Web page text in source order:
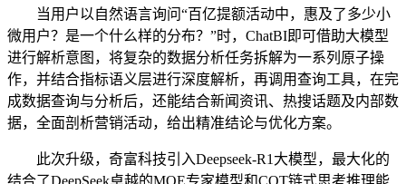
当用户以自然语言询问“百亿提额活动中，惠及了多少小
微用户？是一个什么样的分布？”时，ChatBI即可借助大模型
进行解析意图，将复杂的数据分析任务拆解为一系列原子操
作，并结合指标语义层进行深度解析，再调用查询工具，在完
成数据查询与分析后，还能结合新闻资讯、热搜话题及内部数
据，全面剖析营销活动，给出精准结论与优化方案。
此次升级，奇富科技引入Deepseek-R1大模型，最大化的
结合了DeepSeek卓越的MOE专家模型和COT链式思考推理能